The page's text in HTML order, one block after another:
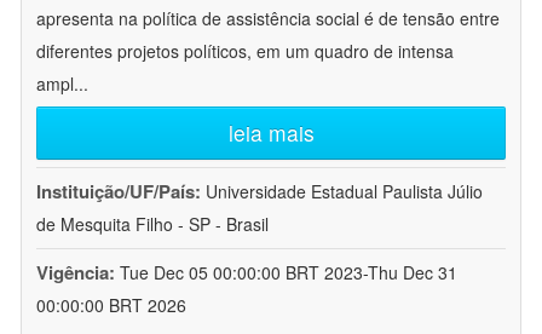
apresenta na política de assistência social é de tensão entre
diferentes projetos políticos, em um quadro de intensa
ampl...
leia mais
Instituição/UF/País: Universidade Estadual Paulista Júlio
de Mesquita Filho - SP - Brasil
Vigência: Tue Dec 05 00:00:00 BRT 2023-Thu Dec 31
00:00:00 BRT 2026